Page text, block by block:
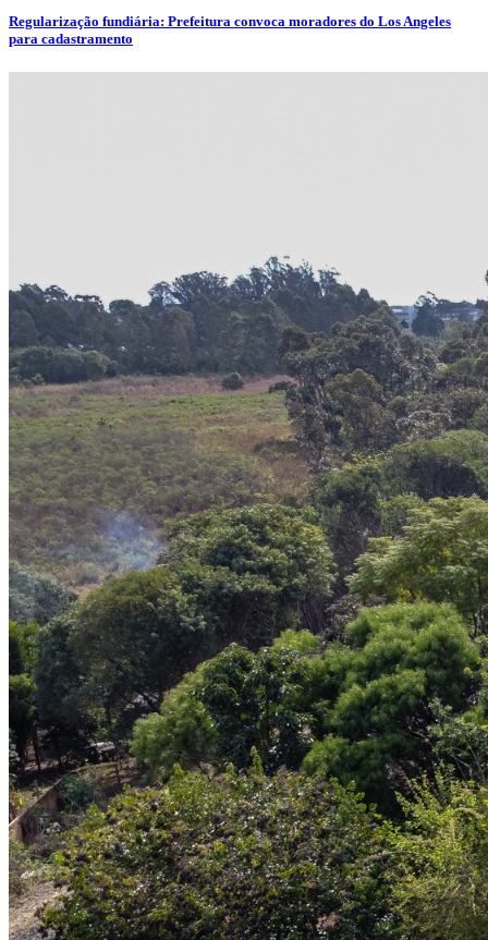
Regularização fundiária: Prefeitura convoca moradores do Los Angeles
para cadastramento